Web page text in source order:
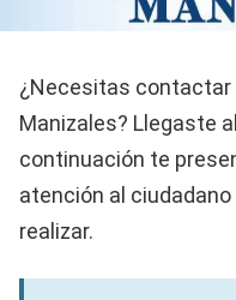
¿Necesitas contactar
Manizales? Llegaste
continuación te
atención al
realizar.